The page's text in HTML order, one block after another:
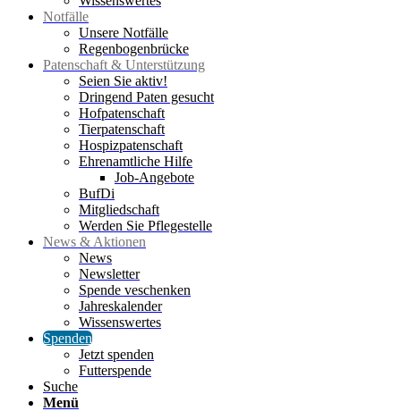
Notfälle
Unsere Notfälle
Regenbogenbrücke
Patenschaft & Unterstützung
Seien Sie aktiv!
Dringend Paten gesucht
Hofpatenschaft
Tierpatenschaft
Hospizpatenschaft
Ehrenamtliche Hilfe
Job-Angebote
BufDi
Mitgliedschaft
Werden Sie Pflegestelle
News & Aktionen
News
Newsletter
Spende veschenken
Jahreskalender
Wissenswertes
Spenden
Jetzt spenden
Futterspende
Suche
Menü